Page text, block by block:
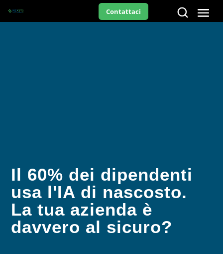
Contattaci
Il 60% dei dipendenti
usa l'IA di nascosto.
La tua azienda è
davvero al sicuro?